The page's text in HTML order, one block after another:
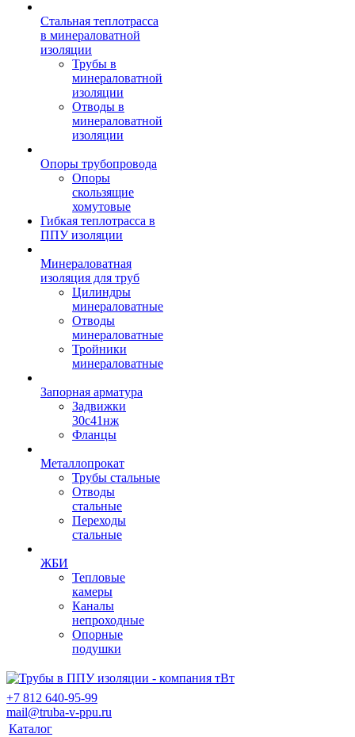
Стальная теплотрасса
в минераловатной
изоляции
Трубы в
минераловатной
изоляции
Отводы в
минераловатной
изоляции
Опоры трубопровода
Опоры
скользящие
хомутовые
Гибкая теплотрасса в
ППУ изоляции
Минераловатная
изоляция для труб
Цилиндры
минераловатные
Отводы
минераловатные
Тройники
минераловатные
Запорная арматура
Задвижки
30с41нж
Фланцы
Металлопрокат
Трубы стальные
Отводы
стальные
Переходы
стальные
ЖБИ
Тепловые
камеры
Каналы
непроходные
Опорные
подушки
+7 812 640-95-99
mail@truba-v-ppu.ru
Каталог